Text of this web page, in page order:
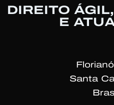
DIREITO
E
Santa